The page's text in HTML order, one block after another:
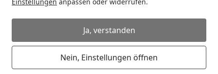
Einstellungen anpassen oder widerrufen.
Ja, verstanden
Nein, Einstellungen öffnen